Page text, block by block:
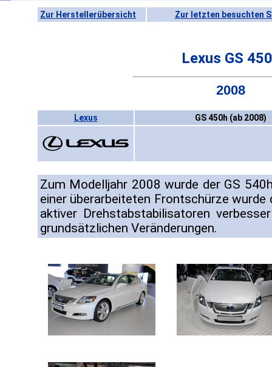
Zur Herstellerübersicht Zur letzten besuchten
Lexus GS
2008
Lexus GS 450h (ab 2008)
Zum Modelljahr 2008 wurde der GS
einer überarbeiteten Frontschürze
aktiver Drehstabstabilisatoren
grundsätzlichen Veränderungen.